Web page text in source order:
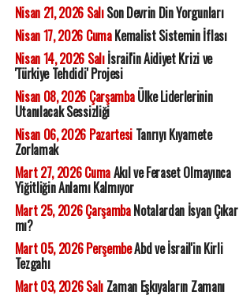
Nisan 21, 2026 SalıSon Devrin Din Yorgunları
Nisan 17, 2026 CumaKemalist Sistemin İflası
Nisan 14, 2026 Salıİsrail'in Aidiyet Krizi ve
'Türkiye Tehdidi' Projesi
Nisan 08, 2026 ÇarşambaÜlke Liderlerinin
Utanılacak Sessizliği
Nisan 06, 2026 PazartesiTanrıyı Kıyamete
Zorlamak
Mart 27, 2026 CumaAkıl ve Feraset Olmayınca
Yiğitliğin Anlamı Kalmıyor
Mart 25, 2026 ÇarşambaNotalardan İsyan Çıkar
mı?
Mart 05, 2026 PerşembeAbd ve İsrail'in Kirli
Tezgahı
Mart 03, 2026 SalıZaman Eşkıyaların Zamanı